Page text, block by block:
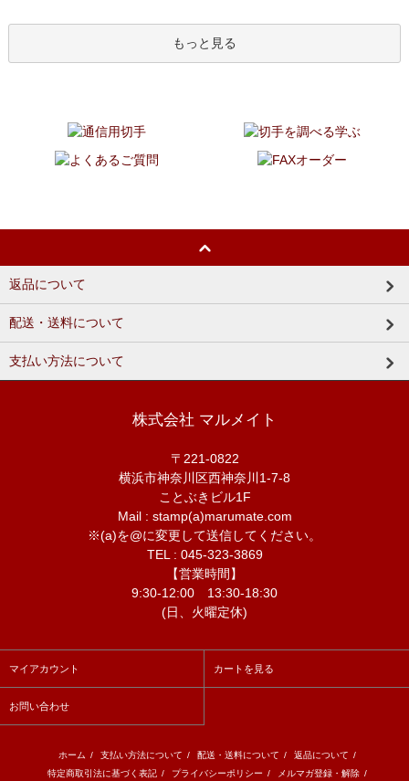
もっと見る
返品について
配送・送料について
支払い方法について
株式会社 マルメイト
〒221-0822
横浜市神奈川区西神奈川1-7-8
ことぶきビル1F
Mail : stamp(a)marumate.com
※(a)を@に変更して送信してください。
TEL : 045-323-3869
【営業時間】
9:30-12:00 13:30-18:30
(日、火曜定休)
マイアカウント カートを見る
お問い合わせ
ホーム / 支払い方法について / 配送・送料について / 返品について /
特定商取引法に基づく表記 / プライバシーポリシー / メルマガ登録・解除 /